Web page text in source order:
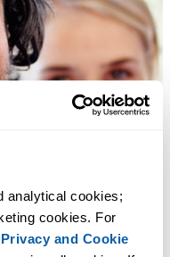
analytical cookies;
cookies. For
Privacy and Cookie